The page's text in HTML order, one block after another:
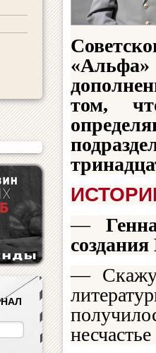
том,
—
— Скажу